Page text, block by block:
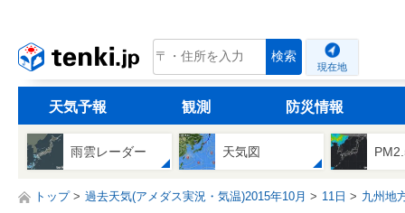
tenki.jp 検索
現在地
天気予報 観測 防災情報
雨雲レーダー 天気図
トップ 過去天気(アメダス実況・気温)2015年10月 11日 九州地